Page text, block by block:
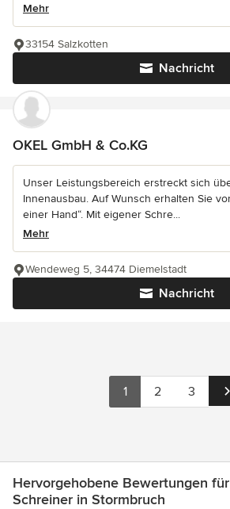
Mehr
Nachricht
33154 Salzkotten
OKEL GmbH & Co.KG
Unser Leistungsbereich erstreckt sich
Innenausbau. Auf Wunsch erhalten Sie
einer Hand“. Mit eigener Schre...
Mehr
Nachricht
Wendeweg 5, 34474 Diemelstadt
1 2 3
Hervorgehobene Bewertungen
Schreiner in Stormbruch